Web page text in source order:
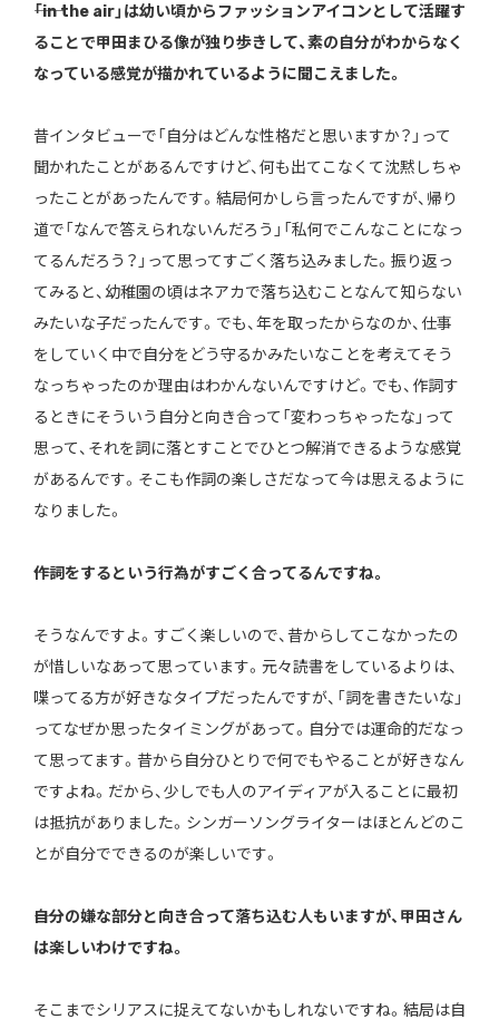
――「in the air」は幼い頃からファッションアイコンとして活躍す
ることで甲田まひる像が独り歩きして、素の自分がわからなく
なっている感覚が描かれているように聞こえました。
昔インタビューで「自分はどんな性格だと思いますか？」って
聞かれたことがあるんですけど、何も出てこなくて沈黙しちゃ
ったことがあったんです。結局何かしら言ったんですが、帰り
道で「なんで答えられないんだろう」「私何でこんなことになっ
てるんだろう？」って思ってすごく落ち込みました。振り返っ
てみると、幼稚園の頃はネアカで落ち込むことなんて知らない
みたいな子だったんです。でも、年を取ったからなのか、仕事
をしていく中で自分をどう守るかみたいなことを考えてそう
なっちゃったのか理由はわかんないんですけど。でも、作詞す
るときにそういう自分と向き合って「変わっちゃったな」って
思って、それを詞に落とすことでひとつ解消できるような感覚
があるんです。そこも作詞の楽しさだなって今は思えるように
なりました。
――作詞をするという行為がすごく合ってるんですね。
そうなんですよ。すごく楽しいので、昔からしてこなかったの
が惜しいなあって思っています。元々読書をしているよりは、
喋ってる方が好きなタイプだったんですが、「詞を書きたいな」
ってなぜか思ったタイミングがあって。自分では運命的だなっ
て思ってます。昔から自分ひとりで何でもやることが好きなん
ですよね。だから、少しでも人のアイディアが入ることに最初
は抵抗がありました。シンガーソングライターはほとんどのこ
とが自分でできるのが楽しいです。
――自分の嫌な部分と向き合って落ち込む人もいますが、甲田さん
は楽しいわけですね。
そこまでシリアスに捉えてないかもしれないですね。結局は自